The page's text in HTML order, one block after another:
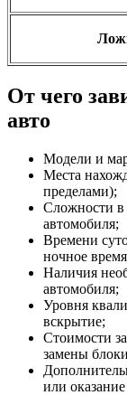
От чего
авто
Модели и
Места
пределами);
Сложности в
автомобиля;
Времени
ночное
Наличия
автомобиля;
Уровня
вскрытие;
Стоимости
замены
или